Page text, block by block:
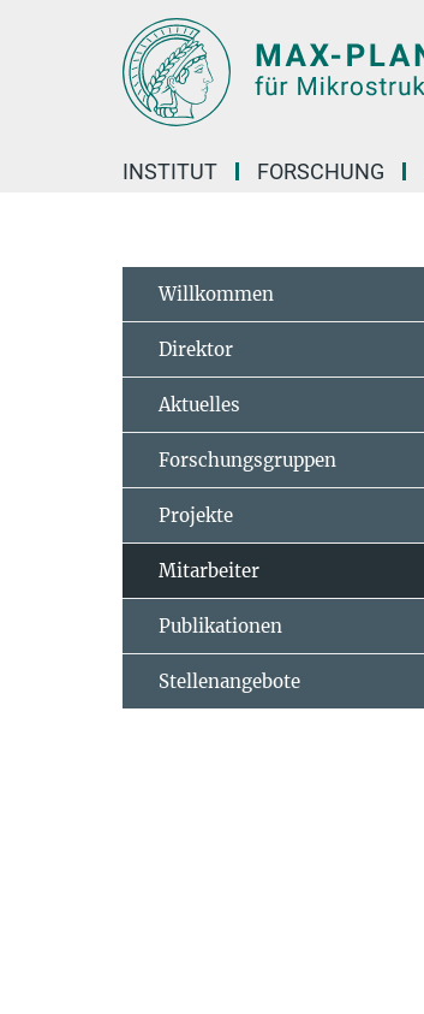
INSTITUT FORSCHUNG
Willkommen
Direktor
Aktuelles
Forschungsgruppen
Projekte
Mitarbeiter
Publikationen
Stellenangebote